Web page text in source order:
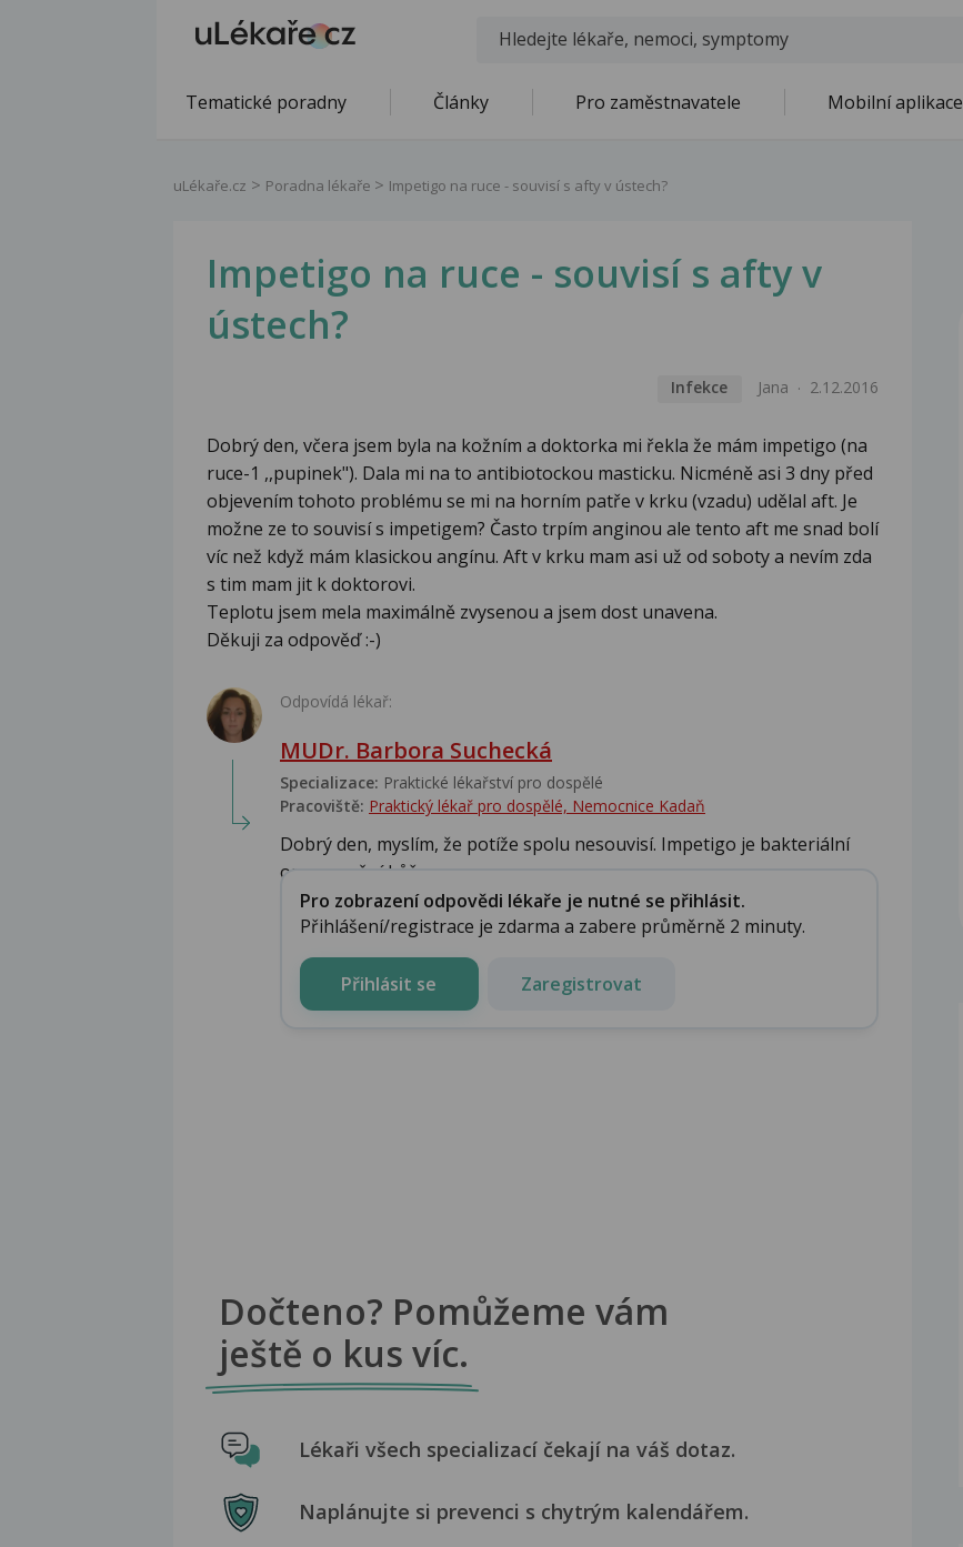
Tematické poradny Články Pro zaměstnavatele Mobilní aplikace
uLékaře.cz Poradna lékaře Impetigo na ruce - souvisí s afty v ústech?
Impetigo na ruce - souvisí s afty v
ústech?
Infekce Jana 2.12.2016
Dobrý den, včera jsem byla na kožním a doktorka mi řekla že mám impetigo (na
ruce-1 ,,pupinek"). Dala mi na to antibiotockou masticku. Nicméně asi 3 dny před
objevením tohoto problému se mi na horním patře v krku (vzadu) udělal aft. Je
možne ze to souvisí s impetigem? Často trpím anginou ale tento aft me snad bolí
víc než když mám klasickou angínu. Aft v krku mam asi už od soboty a nevím zda
s tim mam jit k doktorovi.
Teplotu jsem mela maximálně zvysenou a jsem dost unavena.
Děkuji za odpověď :-)
Odpovídá lékař:
MUDr. Barbora Suchecká
Specializace: Praktické lékařství pro dospělé
Pracoviště: Praktický lékař pro dospělé, Nemocnice Kadaň
Dobrý den, myslím, že potíže spolu nesouvisí. Impetigo je bakteriální
onemocnění kůže, a...
Pro zobrazení odpovědi lékaře je nutné se přihlásit.
Přihlášení/registrace je zdarma a zabere průměrně 2 minuty.
Přihlásit se Zaregistrovat
Dočteno? Pomůžeme vám
ještě o kus víc.
Lékaři všech specializací čekají na váš dotaz.
Naplánujte si prevenci s chytrým kalendářem.